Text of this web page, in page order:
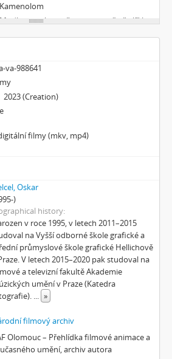
jestli chceš aby se země přiblížila a nebe promluvilo s tebou
eternamente não
myšlenka
Chain
minerál, prach, kov
věcí
Doing Great (I’m Doing Great)
Hun Tun
Pyramida
Zero Gravity Grave
natáčet v Africe
Memoir in Dance
lékař aneb Pravidla styku s místními e-dívkami
a Morena
opuštění I.: Dívka s bičem
va-988641
2023 (Creation)
filmy (mkv, mp4)
Oskar
)
history
v roce 1995, v letech 2011–2015
na Vyšší odborné škole grafické a
průmyslové škole grafické Hellichově
V letech 2015–2020 pak studoval na
a televizní fakultě Akademie
umění v Praze (Katedra
... »
filmový archiv
Olomouc – Přehlídka filmové animace a
umění, archiv autora